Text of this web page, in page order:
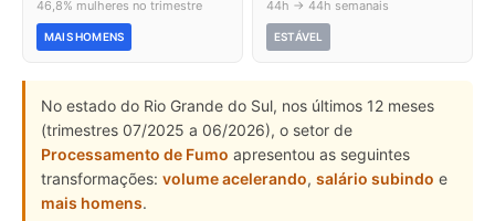
46,8% mulheres no trimestre
MAIS HOMENS
44h → 44h semanais
ESTÁVEL
No estado do Rio Grande do Sul, nos últimos 12 meses
(trimestres 07/2025 a 06/2026), o setor de
Processamento de Fumo apresentou as seguintes
transformações: volume acelerando, salário subindo e
mais homens.